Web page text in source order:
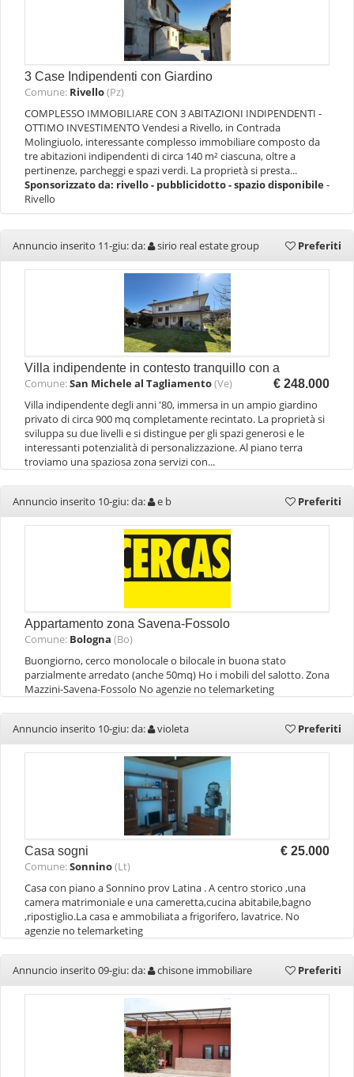
3 Case Indipendenti con Giardino
Comune: Rivello(Pz)
COMPLESSO IMMOBILIARE CON 3 ABITAZIONI INDIPENDENTI -
OTTIMO INVESTIMENTO Vendesi a Rivello, in Contrada
Molingiuolo, interessante complesso immobiliare composto da
tre abitazioni indipendenti di circa 140 m² ciascuna, oltre a
pertinenze, parcheggi e spazi verdi. La proprietà si presta...
Sponsorizzato da: rivello - pubblicidotto - spazio disponibile-
Rivello
Annuncio inserito 11-giu: da: sirio real estate group Preferiti
Villa indipendente in contesto tranquillo con a
€ 248.000
Comune:San Michele al Tagliamento(Ve)
Villa indipendente degli anni '80, immersa in un ampio giardino
privato di circa 900 mq completamente recintato. La proprietà si
sviluppa su due livelli e si distingue per gli spazi generosi e le
interessanti potenzialità di personalizzazione. Al piano terra
troviamo una spaziosa zona servizi con...
Annuncio inserito 10-giu: da: e b Preferiti
Appartamento zona Savena-Fossolo
Comune: Bologna (Bo)
Buongiorno, cerco monolocale o bilocale in buona stato
parzialmente arredato (anche 50mq) Ho i mobili del salotto. Zona
Mazzini-Savena-Fossolo No agenzie no telemarketing
Annuncio inserito 10-giu: da: violeta Preferiti
Casa sogni € 25.000
Comune:Sonnino(Lt)
Casa con piano a Sonnino prov Latina . A centro storico ,una
camera matrimoniale e una cameretta,cucina abitabile,bagno
,ripostiglio.La casa e ammobiliata a frigorifero, lavatrice. No
agenzie no telemarketing
Annuncio inserito 09-giu: da: chisone immobiliare Preferiti